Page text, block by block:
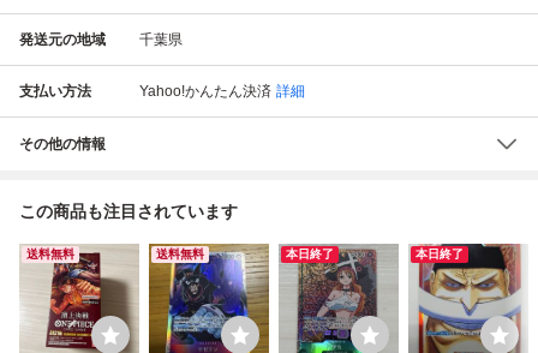
発送元の地域 千葉県
支払い方法 Yahoo!かんたん決済 詳細
その他の情報
この商品も注目されています
送料無料 送料無料 本日終了 本日終了